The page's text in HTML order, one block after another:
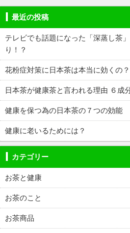
最近の投稿
テレビでも話題になった「深蒸し茶
り！？
花粉症対策に日本茶は本当に効くの？
日本茶が健康茶と言われる理由 ６成
健康を保つ為の日本茶の７つの効能
健康に老いるためには？
カテゴリー
お茶と健康
お茶のこと
お茶商品